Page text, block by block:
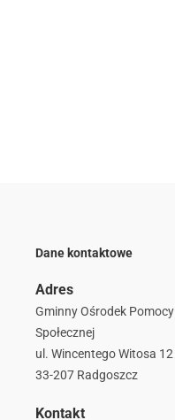
Dane kontaktowe
Adres
Gminny Ośrodek Pomocy
Społecznej
ul. Wincentego Witosa 12
33-207 Radgoszcz
Kontakt